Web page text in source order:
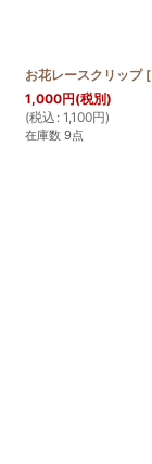
お花レースクリップ [
1,000円(税別)
(税込 : 1,100円)
在庫数 9点